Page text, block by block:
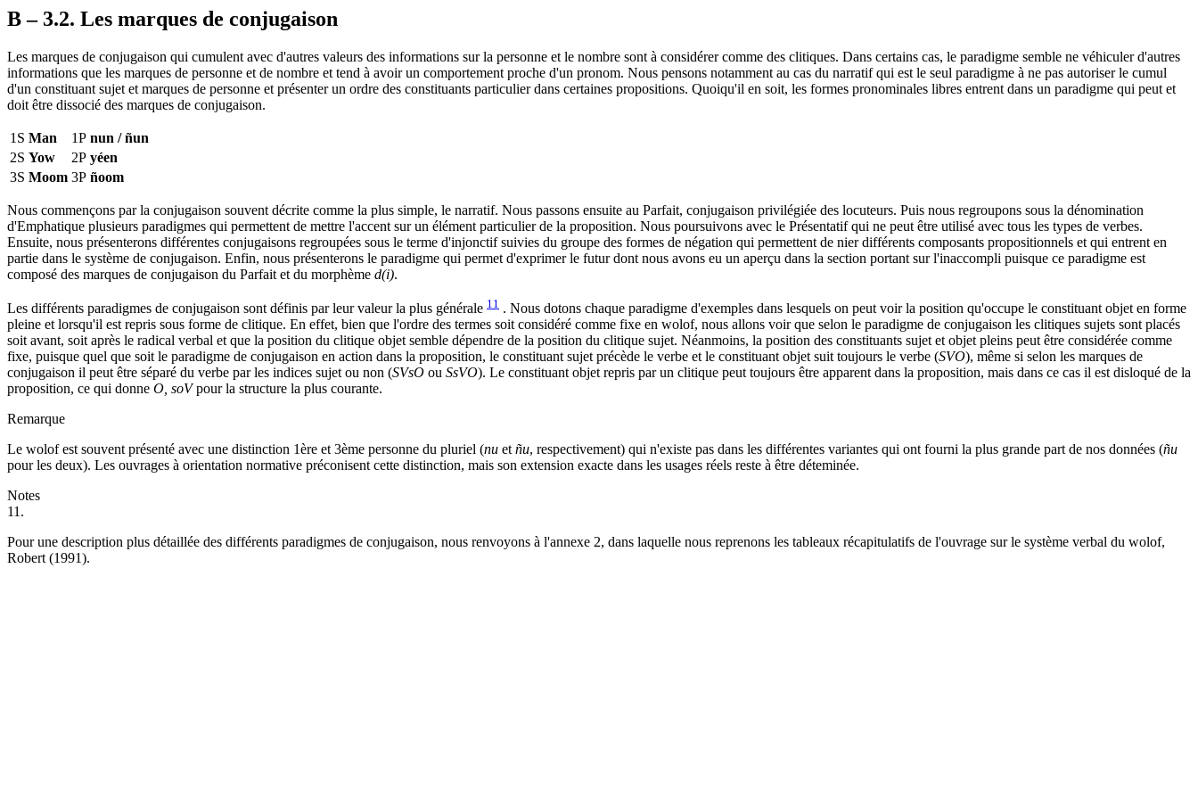
B – 3.2. Les marques de conjugaison
Les marques de conjugaison qui cumulent avec d'autres valeurs des informations sur la personne et le nombre sont à considérer comme des clitiques. Dans certains cas, le paradigme semble ne véhiculer d'autres
informations que les marques de personne et de nombre et tend à avoir un comportement proche d'un pronom. Nous pensons notamment au cas du narratif qui est le seul paradigme à ne pas autoriser le cumul
d'un constituant sujet et marques de personne et présenter un ordre des constituants particulier dans certaines propositions. Quoiqu'il en soit, les formes pronominales libres entrent dans un paradigme qui peut et
doit être dissocié des marques de conjugaison.
1S Man 1P nun / ñun
2S Yow 2P yéen
3S Moom 3P ñoom
Nous commençons par la conjugaison souvent décrite comme la plus simple, le narratif. Nous passons ensuite au Parfait, conjugaison privilégiée des locuteurs. Puis nous regroupons sous la dénomination
d'Emphatique plusieurs paradigmes qui permettent de mettre l'accent sur un élément particulier de la proposition. Nous poursuivons avec le Présentatif qui ne peut être utilisé avec tous les types de verbes.
Ensuite, nous présenterons différentes conjugaisons regroupées sous le terme d'injonctif suivies du groupe des formes de négation qui permettent de nier différents composants propositionnels et qui entrent en
partie dans le système de conjugaison. Enfin, nous présenterons le paradigme qui permet d'exprimer le futur dont nous avons eu un aperçu dans la section portant sur l'inaccompli puisque ce paradigme est
composé des marques de conjugaison du Parfait et du morphème d(i).
Les différents paradigmes de conjugaison sont définis par leur valeur la plus générale 11 . Nous dotons chaque paradigme d'exemples dans lesquels on peut voir la position qu'occupe le constituant objet en forme
pleine et lorsqu'il est repris sous forme de clitique. En effet, bien que l'ordre des termes soit considéré comme fixe en wolof, nous allons voir que selon le paradigme de conjugaison les clitiques sujets sont placés
soit avant, soit après le radical verbal et que la position du clitique objet semble dépendre de la position du clitique sujet. Néanmoins, la position des constituants sujet et objet pleins peut être considérée comme
fixe, puisque quel que soit le paradigme de conjugaison en action dans la proposition, le constituant sujet précède le verbe et le constituant objet suit toujours le verbe (SVO), même si selon les marques de
conjugaison il peut être séparé du verbe par les indices sujet ou non (SVsO ou SsVO). Le constituant objet repris par un clitique peut toujours être apparent dans la proposition, mais dans ce cas il est disloqué de la
proposition, ce qui donne O, soVpour la structure la plus courante.
Remarque
Le wolof est souvent présenté avec une distinction 1ère et 3ème personne du pluriel (nu et ñu, respectivement) qui n'existe pas dans les différentes variantes qui ont fourni la plus grande part de nos données (ñu
pour les deux). Les ouvrages à orientation normative préconisent cette distinction, mais son extension exacte dans les usages réels reste à être déteminée.
Notes
11.
Pour une description plus détaillée des différents paradigmes de conjugaison, nous renvoyons à l'annexe 2, dans laquelle nous reprenons les tableaux récapitulatifs de l'ouvrage sur le système verbal du wolof,
Robert (1991).